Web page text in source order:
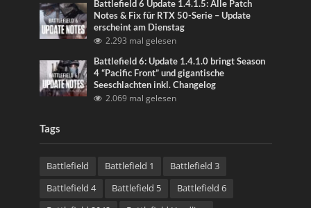
Battlefield 6 Update 1.4.1.5: Alle Patch
Notes & Fix für RTX 50-Serie – Update
erscheint am Dienstag
2.293 mal gelesen
Battlefield 6: Update 1.4.1.0 bringt Season
4 “Pacific Front” und gigantische
Seeschlachten inkl. Changelog
2.069 mal gelesen
Tags
Battlefield Battlefield 1
Battlefield 3
Battlefield 4
Battlefield 5
Battlefield 6